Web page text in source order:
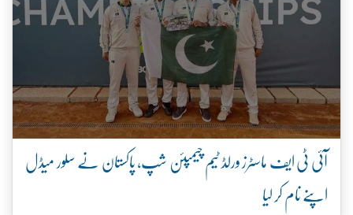
آئی ٹی ایف ماسٹرز ورلڈ ٹیم چیمپئن شپ، پاکستان نے سلور میڈل
اپنے نام کر لیا